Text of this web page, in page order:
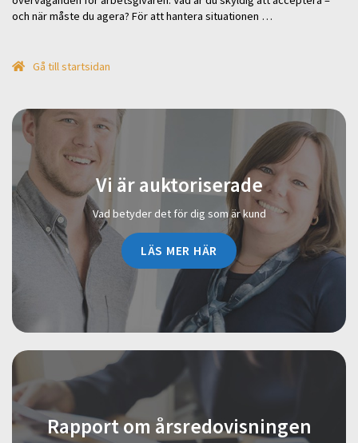
och när måste du agera? För att hantera situationen …
Gå till startsidan
Vi är auktoriserade
Vad betyder det för dig som är kund
LÄS MER HÄR
Rapport om årsredovisningen